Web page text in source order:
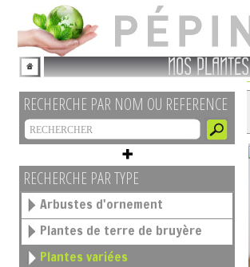
NOS PLANTES
RECHERCHE PAR NOM OU REFERENCE
RECHERCHE PAR TYPE
Arbustes d'ornement
Plantes de terre de bruyère
Plantes variées